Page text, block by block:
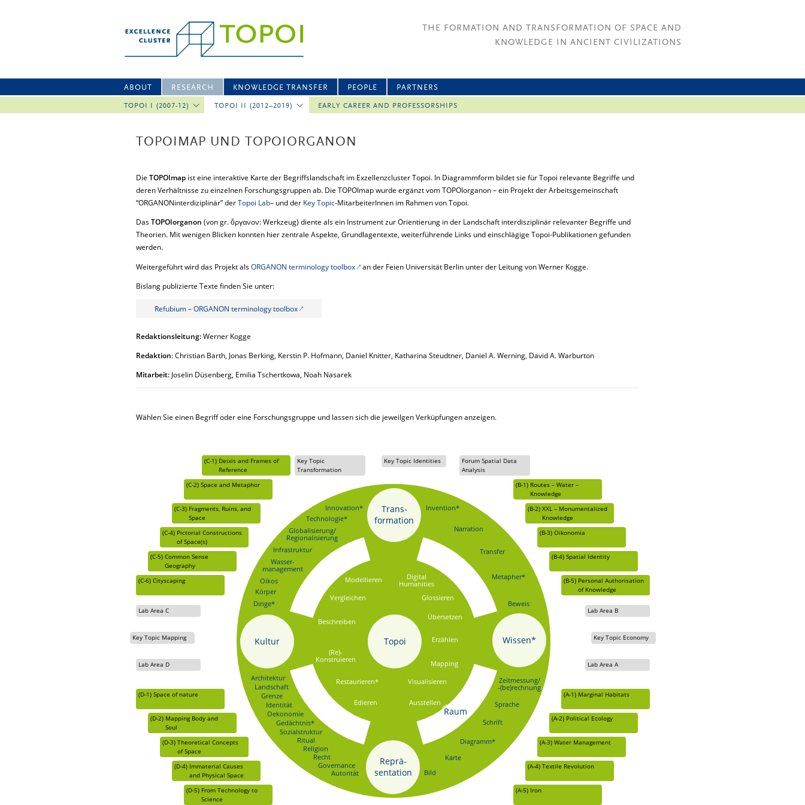
THE FORMATION AND TRANSFORMATION OF SPACE AND
KNOWLEDGE IN ANCIENT CIVILIZATIONS
ABOUT RESEARCH
TOPOI I (2007-12) TOPOI II (2012–2019) EARLY CAREER AND PROFESSORSHIPS
KNOWLEDGE TRANSFER PEOPLE PARTNERS
TOPOIMAP UND TOPOIORGANON
Die TOPOImap ist eine interaktive Karte der Begriffslandschaft im Exzellenzcluster Topoi. In Diagrammform bildet sie für Topoi relevante Begriffe und
deren Verhältnisse zu einzelnen Forschungsgruppen ab. Die TOPOImap wurde ergänzt vom TOPOIorganon – ein Projekt der Arbeitsgemeinschaft
“ORGANONinterdiziplinär” derTopoi Lab– und der Key Topic-MitarbeiterInnen im Rahmen von Topoi.
DasTOPOIorganon (von gr. ὄργανον: Werkzeug) diente als ein Instrument zur Orientierung in der Landschaft interdisziplinär relevanter Begriffe und
Theorien. Mit wenigen Blicken konnten hier zentrale Aspekte, Grundlagentexte, weiterführende Links und einschlägige Topoi-Publikationen gefunden
werden.
Weitergeführt wird das Projekt alsORGANON terminology toolbox
an der Feien Universität Berlin unter der Leitung von Werner Kogge.
Bislang publizierte Texte finden Sie unter:
Refubium – ORGANON terminology toolbox
Redaktionsleitung:Werner Kogge
Redaktion: Christian Barth, Jonas Berking, Kerstin P. Hofmann, Daniel Knitter, Katharina Steudtner, Daniel A. Werning, David A. Warburton
Mitarbeit: Joselin Düsenberg, Emilia Tschertkowa, Noah Nasarek
Wählen Sie einen Begriff oder eine Forschungsgruppe und lassen sich die jeweilgen Verküpfungen anzeigen.
(A-1) Marginal Habitats
(A-2) Political Ecology
(A-3) Water Management
(A-4) Textile Revolution
(A-5) Iron
Forum Spatial Data
Analysis
(B-1) Routes – Water –
Knowledge
(B-2) XXL – Monumentalized
Knowledge
(B-3) Oikonomia
(B-4) Spatial Identity
(B-5) Personal Authorisation
of Knowledge
(C-1) Deixis and Frames of
Reference
(C-2) Space and Metaphor
(C-3) Fragments, Ruins, and
Space
(C-4) Pictorial Constructions
of Space(s)
(C-5) Common Sense
Geography
(C-6) Cityscaping
(D-1) Space of nature
(D-2) Mapping Body and
Soul
(D-3) Theoretical Concepts
of Space
(D-4) Immaterial Causes
and Physical Space
(D-5) From Technology to
Science
Key Topic Identities
Key Topic
Transformation
Key Topic Mapping Key Topic Economy
Lab Area A
Lab Area B
Lab Area C
Lab Area D
Topoi
Ausstellen
Autorität
Beschreiben
Beweis
Bild
Diagramm*
Dinge*
Erzählen
Gedächtnis*
Globalisierung/
Regionalisierung
Governance
Identität
Infrastruktur
Innovation* Invention*
Karte
Körper
Kultur
Landschaft
Mapping
Metapher*
Modellieren
Narration
Oekonomie
Oikos
Raum
Recht
(Re)-
Konstruieren
Reprä-
sentation
Restaurieren*
Schrift
Sozialstruktur
Sprache
Technologie*
Transfer
Trans-
formation
Übersetzen
Vergleichen
Visualisieren
Wasser-
management
Wissen*
Glossieren
Edieren
Architektur
Religion
Ritual
Grenze
Zeitmessung/
-(be)rechnung
Digital
Humanities